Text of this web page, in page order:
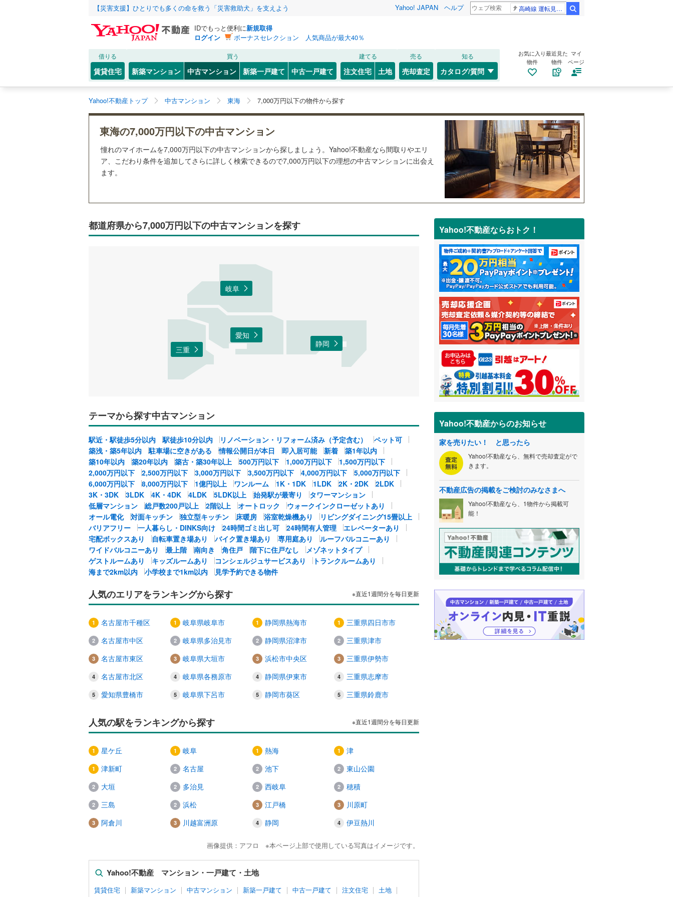
【災害支援】ひとりでも多くの命を救う「災害救助犬」を支えよう Yahoo! JAPAN ヘルプ 高崎線 運転見合わせ
IDでもっと便利に新規取得
ログイン
ボーナスセレクション 人気商品が最大40％
借りる
賃貸住宅
買う
新築マンション 中古マンション 新築一戸建て 中古一戸建て
建てる
注文住宅 土地
売る
売却査定
知る
カタログ/質問
お気に入り
物件
最近見た
物件
マイ
ページ
Yahoo!不動産トップ 中古マンション 東海 7,000万円以下の物件から探す
東海の7,000万円以下の中古マンション
憧れのマイホームを7,000万円以下の中古マンションから探しましょう。Yahoo!不動産なら間取りやエリ
ア、こだわり条件を追加してさらに詳しく検索できるので7,000万円以下の理想の中古マンションに出会え
ます。
都道府県から7,000万円以下の中古マンションを探す
愛知
岐阜
静岡
三重
テーマから探す中古マンション
駅近・駅徒歩5分以内 駅徒歩10分以内 リノベーション・リフォーム済み（予定含む）
ペット可
築浅・築5年以内
駐車場に空きがある 情報公開日が本日 即入居可能 新着
築1年以内
築10年以内
築20年以内 築古・築30年以上 500万円以下 1,000万円以下
1,500万円以下
2,000万円以下
2,500万円以下 3,000万円以下 3,500万円以下 4,000万円以下
5,000万円以下
6,000万円以下
8,000万円以下 1億円以上 ワンルーム 1K・1DK 1LDK 2K・2DK
2LDK
3K・3DK
3LDK 4K・4DK 4LDK 5LDK以上 始発駅が最寄り
タワーマンション
低層マンション
総戸数200戸以上 2階以上 オートロック
ウォークインクローゼットあり
オール電化
対面キッチン 独立型キッチン 床暖房 浴室乾燥機あり
リビングダイニング15畳以上
バリアフリー
一人暮らし・DINKS向け 24時間ゴミ出し可 24時間有人管理
エレベーターあり
宅配ボックスあり
自転車置き場あり バイク置き場あり 専用庭あり
ルーフバルコニーあり
ワイドバルコニーあり
最上階 南向き 角住戸 階下に住戸なし
メゾネットタイプ
ゲストルームあり
キッズルームあり コンシェルジュサービスあり
トランクルームあり
海まで2km以内
小学校まで1km以内 見学予約できる物件
人気のエリアをランキングから探す ※直近1週間分を毎日更新
名古屋市千種区 岐阜県岐阜市 静岡県熱海市
三重県四日市市
名古屋市中区
岐阜県多治見市 静岡県沼津市
三重県津市
名古屋市東区
岐阜県大垣市 浜松市中央区
三重県伊勢市
名古屋市北区
岐阜県各務原市 静岡県伊東市
三重県志摩市
愛知県豊橋市
岐阜県下呂市 静岡市葵区 三重県鈴鹿市
人気の駅をランキングから探す ※直近1週間分を毎日更新
星ケ丘 岐阜 熱海
津
津新町
名古屋 池下
東山公園
大垣
多治見 西岐阜
穂積
三島
浜松 江戸橋
川原町
阿倉川
川越富洲原 静岡 伊豆熱川
画像提供：アフロ ※本ページ上部で使用している写真はイメージです。
Yahoo!不動産 マンション・一戸建て・土地
賃貸住宅 新築マンション 中古マンション 新築一戸建て 中古一戸建て 注文住宅 土地
Yahoo!不動産ならおトク！
Yahoo!不動産からのお知らせ
家を売りたい！ と思ったら
Yahoo!不動産なら、無料で売却査定がで
きます。
不動産広告の掲載をご検討のみなさまへ
Yahoo!不動産なら、1物件から掲載可
能！